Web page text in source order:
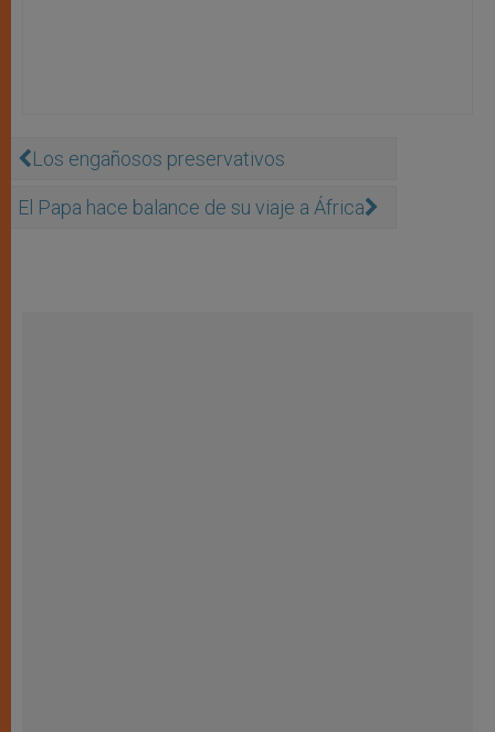
Los engañosos preservativos
El Papa hace balance de su viaje a África